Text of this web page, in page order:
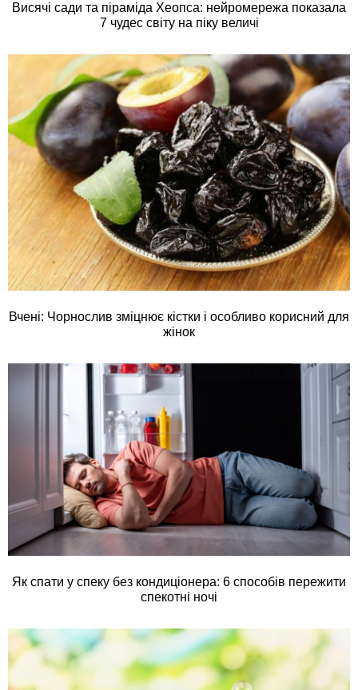
Висячі сади та піраміда Хеопса: нейромережа показала
7 чудес світу на піку величі
Вчені: Чорнослив зміцнює кістки і особливо корисний для
жінок
Як спати у спеку без кондиціонера: 6 способів пережити
спекотні ночі